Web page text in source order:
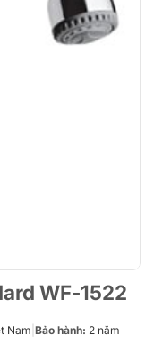
WF-1522
Nam Bảo hành: 2 năm